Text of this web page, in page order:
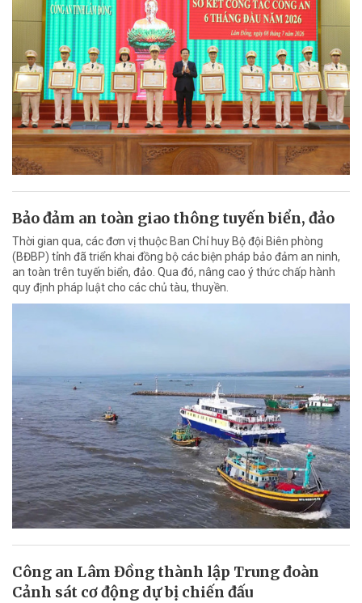
Bảo đảm an toàn giao thông tuyến biển, đảo
Thời gian qua, các đơn vị thuộc Ban Chỉ huy Bộ đội Biên phòng
(BĐBP) tỉnh đã triển khai đồng bộ các biện pháp bảo đảm an ninh,
an toàn trên tuyến biển, đảo. Qua đó, nâng cao ý thức chấp hành
quy định pháp luật cho các chủ tàu, thuyền.
Công an Lâm Đồng thành lập Trung đoàn
Cảnh sát cơ động dự bị chiến đấu